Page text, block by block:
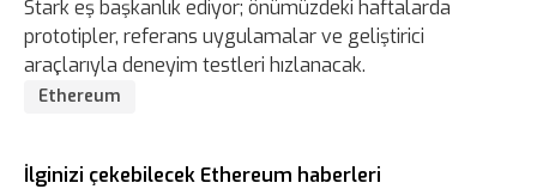
Stark eş başkanlık ediyor; önümüzdeki haftalarda
prototipler, referans uygulamalar ve geliştirici
araçlarıyla deneyim testleri hızlanacak.
Ethereum
İlginizi çekebilecek Ethereum haberleri